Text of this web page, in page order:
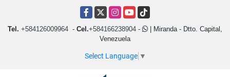
Facebook
X Instagram
YouTubeTikTok
Tel. +584126009964 - Cel.+584166238904 -
| Miranda - Dtto. Capital,
Venezuela
Select Language ▼